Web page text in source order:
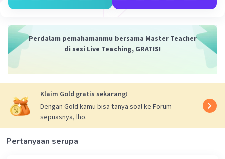
campuran, perlu dipahami sifat dari jenis-jenis
kerajinan berbasis media campuran antara lain
bros, patung, kalung, dan lain-lain
Level 17
15 Januari 2024 12:21
Jawaban terverifikasi
Kerajinan dengan media campuran adalah karya seni
Perdalam pemahamanmu bersama Master Teacher
di sesi Live Teaching, GRATIS!
Klaim Gold gratis sekarang!
Dengan Gold kamu bisa tanya soal ke Forum
sepuasnya, lho.
Pertanyaan serupa